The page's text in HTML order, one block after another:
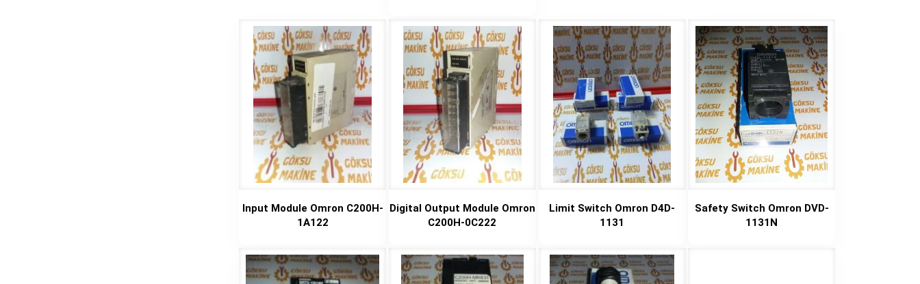
899,00€.
Input Module Omron C200H-
1A122
Digital Output Module Omron
C200H-0C222
Limit Switch Omron D4D-
1131
Safety Switch Omron DVD-
1131N